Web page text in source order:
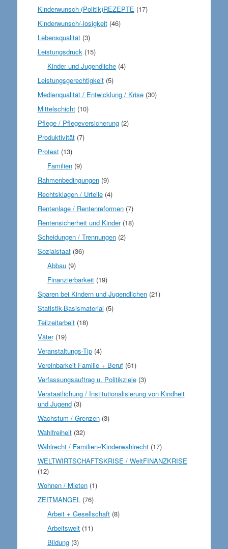
Kinderwunsch-(Politik)REZEPTE (17)
Kinderwunsch/-losigkeit(46)
Lebensqualität(3)
Leistungsdruck(15)
Kinder und Jugendliche (4)
Leistungsgerechtigkeit(5)
Medienqualität / Entwicklung / Krise(30)
Mittelschicht(10)
Pflege / Pflegeversicherung(2)
Produktivität(7)
Protest(13)
Familien (9)
Rahmenbedingungen(9)
Rechtsklagen / Urteile(4)
Rentenlage / Rentenreformen(7)
Rentensicherheit und Kinder(18)
Scheidungen / Trennungen(2)
Sozialstaat(36)
Abbau (9)
Finanzierbarkeit (19)
Sparen bei Kindern und Jugendlichen(21)
Statistik-Basismaterial (5)
Teilzeitarbeit(18)
Väter(19)
Veranstaltungs-Tip(4)
Vereinbarkeit Familie + Beruf(61)
Verfassungsauftrag u. Politikziele(3)
Verstaatlichung / Institutionalisierung von Kindheit
und Jugend(3)
Wachstum / Grenzen(3)
Wahlfreiheit(32)
Wahlrecht / Familien-/Kinderwahlrecht(17)
WELTWIRTSCHAFTSKRISE / WeltFINANZKRISE
(12)
Wohnen / Mieten(1)
ZEITMANGEL(76)
Arbeit + Gesellschaft (8)
Arbeitswelt (11)
Bildung (3)